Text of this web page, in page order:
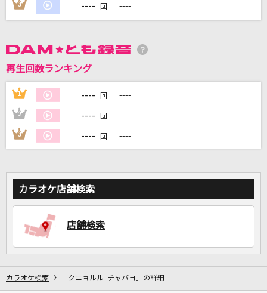
米津玄師
＝LOVE
If…
本田美奈子
カラオケをもっと楽しもう！
3 ---- 回 ----
再生回数ランキング
1 ---- 回 ----
2 ---- 回 ----
3 ---- 回 ----
カラオケ店舗検索
店舗検索
カラオケ検索 「クニョルル チャバヨ」の詳細